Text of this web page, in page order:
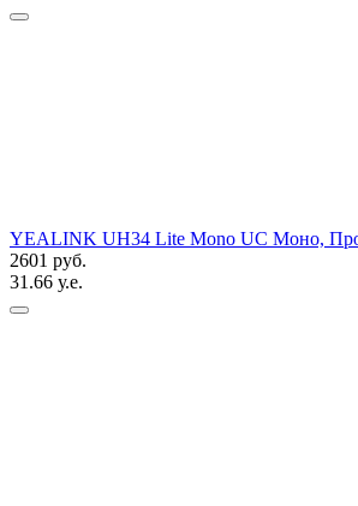
YEALINK UH34 Lite Mono UC Моно,
2601 руб.
31.66 у.е.